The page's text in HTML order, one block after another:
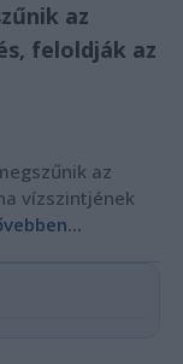
az
feloldják az
az
vízszintjének